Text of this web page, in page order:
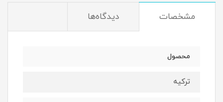
مشخصات دیدگاه‌ها
محصول
ترکیه